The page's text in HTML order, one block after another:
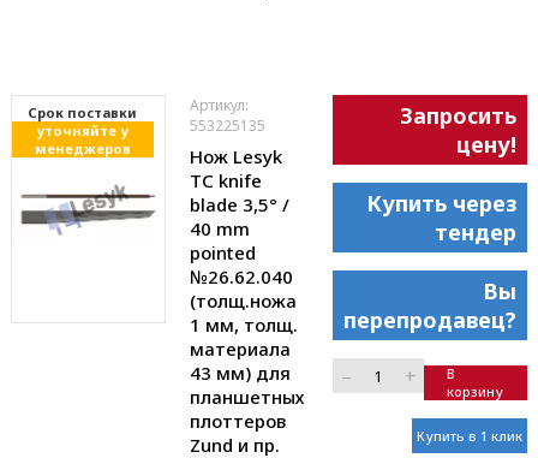
Cрок поставки
уточняйте у
менеджеров
Артикул:
553225135
Нож Lesyk
TC knife
blade 3,5° /
40 mm
pointed
№26.62.040
(толщ.ножа
1 мм, толщ.
материала
43 мм) для
планшетных
плоттеров
Zund и пр.
Запросить
цену!
Купить через
тендер
Вы
перепродавец?
– +
В
корзину
Купить в 1 клик